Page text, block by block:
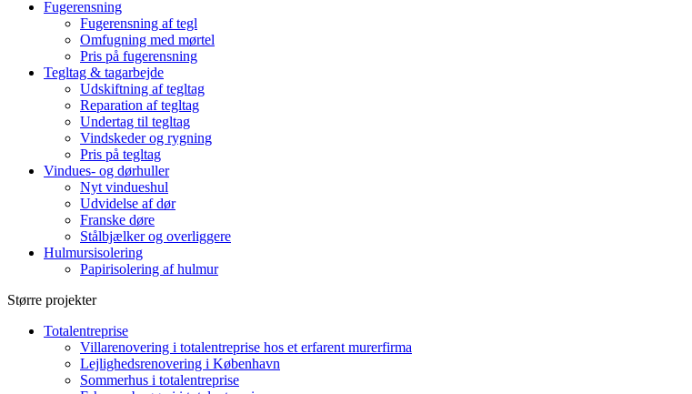
Fugerensning
Fugerensning af tegl
Omfugning med mørtel
Pris på fugerensning
Tegltag & tagarbejde
Udskiftning af tegltag
Reparation af tegltag
Undertag til tegltag
Vindskeder og rygning
Pris på tegltag
Vindues- og dørhuller
Nyt vindueshul
Udvidelse af dør
Franske døre
Stålbjælker og overliggere
Hulmursisolering
Papirisolering af hulmur
Større projekter
Totalentreprise
Villarenovering i totalentreprise hos et erfarent murerfirma
Lejlighedsrenovering i København
Sommerhus i totalentreprise